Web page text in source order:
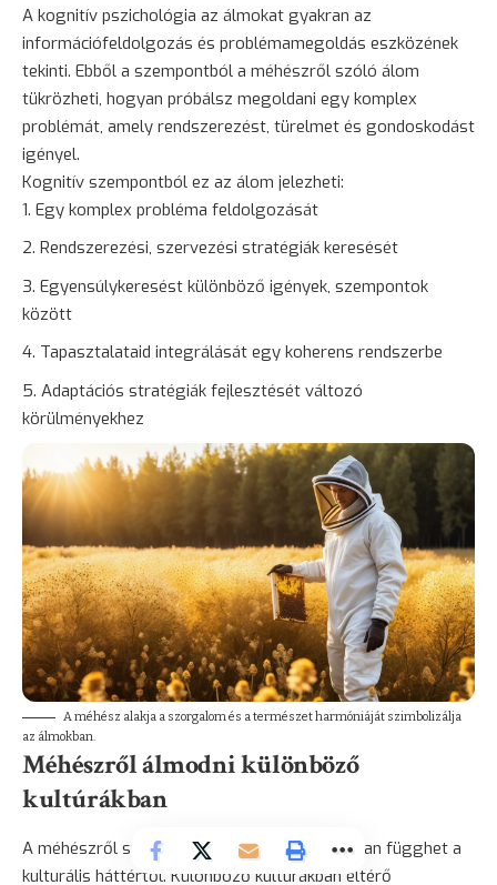
A kognitív pszichológia az álmokat gyakran az
információfeldolgozás és problémamegoldás eszközének
tekinti. Ebből a szempontból a méhészről szóló álom
tükrözheti, hogyan próbálsz megoldani egy komplex
problémát, amely rendszerezést, türelmet és gondoskodást
igényel.
Kognitív szempontból ez az álom jelezheti:
Egy komplex probléma feldolgozását
Rendszerezési, szervezési stratégiák keresését
Egyensúlykeresést különböző igények, szempontok
között
Tapasztalataid integrálását egy koherens rendszerbe
Adaptációs stratégiák fejlesztését változó
körülményekhez
A méhész alakja a szorgalom és a természet harmóniáját szimbolizálja
az álmokban.
Méhészről álmodni különböző
kultúrákban
A méhészről szóló álmok értelmezése nagyban függhet a
kulturális háttértől. Különböző kultúrákban eltérő